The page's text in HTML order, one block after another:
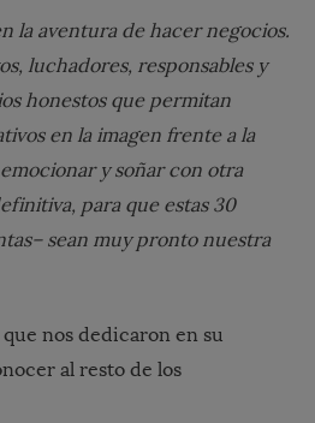
la aventura de hacer negocios.
luchadores, responsables y
honestos que permitan
en la imagen frente a la
y soñar con otra
para que estas 30
sean muy pronto nuestra
nos dedicaron en su
al resto de los